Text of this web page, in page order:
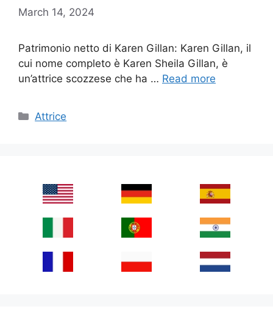
March 14, 2024
Patrimonio netto di Karen Gillan: Karen Gillan, il
cui nome completo è Karen Sheila Gillan, è
un’attrice scozzese che ha … Read more
Categories
Attrice